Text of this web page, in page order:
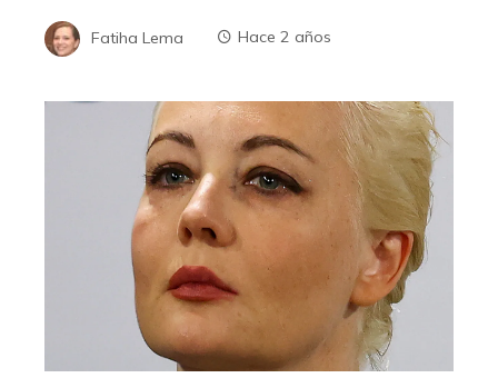
Fatiha Lema Hace 2 años